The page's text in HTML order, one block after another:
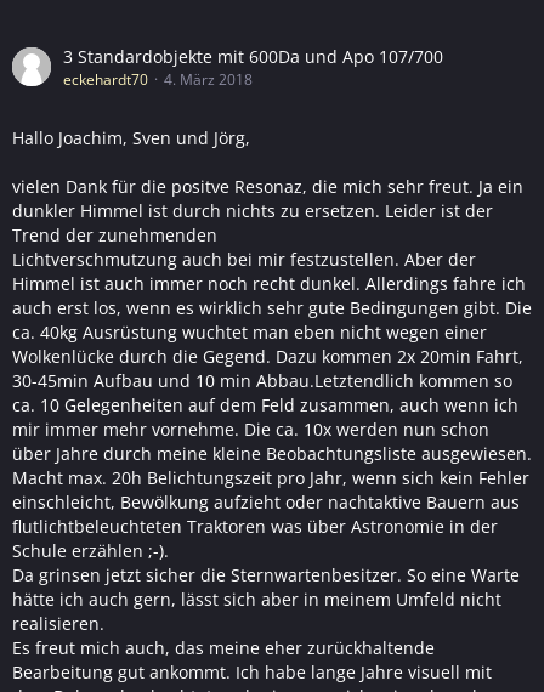
3 Standardobjekte mit 600Da und Apo 107/700
eckehardt70 4. März 2018
Hallo Joachim, Sven und Jörg,
vielen Dank für die positve Resonaz, die mich sehr freut. Ja ein
dunkler Himmel ist durch nichts zu ersetzen. Leider ist der
Trend der zunehmenden
Lichtverschmutzung auch bei mir festzustellen. Aber der
Himmel ist auch immer noch recht dunkel. Allerdings fahre ich
auch erst los, wenn es wirklich sehr gute Bedingungen gibt. Die
ca. 40kg Ausrüstung wuchtet man eben nicht wegen einer
Wolkenlücke durch die Gegend. Dazu kommen 2x 20min Fahrt,
30-45min Aufbau und 10 min Abbau.Letztendlich kommen so
ca. 10 Gelegenheiten auf dem Feld zusammen, auch wenn ich
mir immer mehr vornehme. Die ca. 10x werden nun schon
über Jahre durch meine kleine Beobachtungsliste ausgewiesen.
Macht max. 20h Belichtungszeit pro Jahr, wenn sich kein Fehler
einschleicht, Bewölkung aufzieht oder nachtaktive Bauern aus
flutlichtbeleuchteten Traktoren was über Astronomie in der
Schule erzählen ;-).
Da grinsen jetzt sicher die Sternwartenbesitzer. So eine Warte
hätte ich auch gern, lässt sich aber in meinem Umfeld nicht
realisieren.
Es freut mich auch, das meine eher zurückhaltende
Bearbeitung gut ankommt. Ich habe lange Jahre visuell mit